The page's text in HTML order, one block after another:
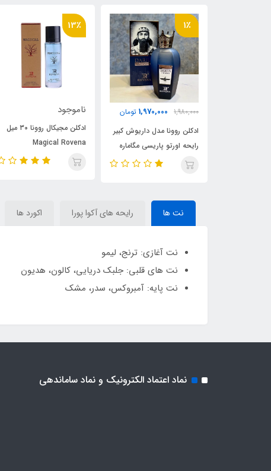
13٪
ناموجود
Magical Rovena
(megamare) اورتو پاریسی
17٪
620,000
ادکلن 50 میل فراگرنس ورد
مدل آکوا پورا رایحه اورتو
پاریسی مگاماره (Aqua
نت ها رایحه های آکوا پورا اکورد ها
نت آغازی: ترنج، لیمو
نت های قلبی: جلبک دریایی، کالون، هدیون
نت پایه: آمبروکس، سدر، مشک
نماد اعتماد الکترونیک و نماد ساماندهی